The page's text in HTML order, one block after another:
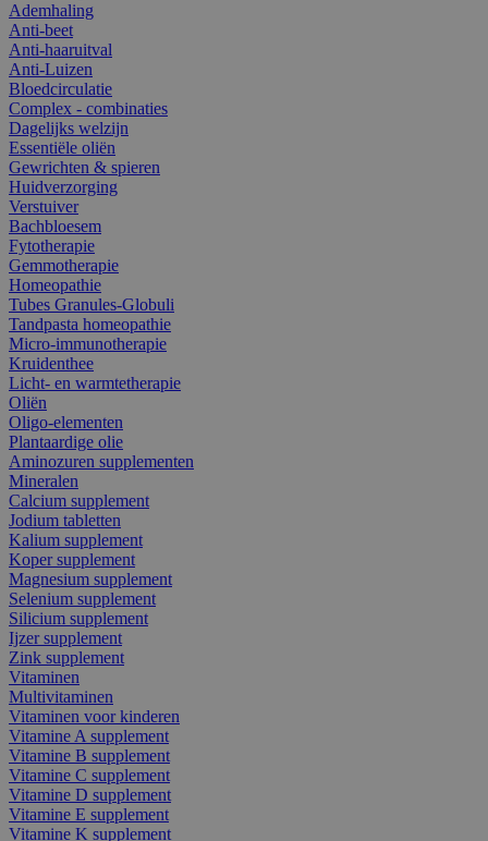
Ademhaling
Anti-beet
Anti-haaruitval
Anti-Luizen
Bloedcirculatie
Complex - combinaties
Dagelijks welzijn
Essentiële oliën
Gewrichten & spieren
Huidverzorging
Verstuiver
Bachbloesem
Fytotherapie
Gemmotherapie
Homeopathie
Tubes Granules-Globuli
Tandpasta homeopathie
Micro-immunotherapie
Kruidenthee
Licht- en warmtetherapie
Oliën
Oligo-elementen
Plantaardige olie
Aminozuren supplementen
Mineralen
Calcium supplement
Jodium tabletten
Kalium supplement
Koper supplement
Magnesium supplement
Selenium supplement
Silicium supplement
Ijzer supplement
Zink supplement
Vitaminen
Multivitaminen
Vitaminen voor kinderen
Vitamine A supplement
Vitamine B supplement
Vitamine C supplement
Vitamine D supplement
Vitamine E supplement
Vitamine K supplement